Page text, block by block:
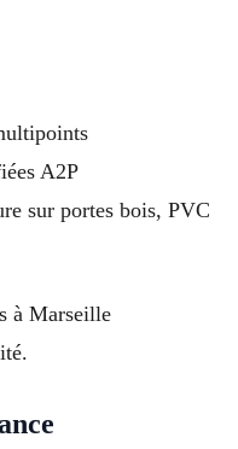
A2P
sur portes bois, PVC
à Marseille